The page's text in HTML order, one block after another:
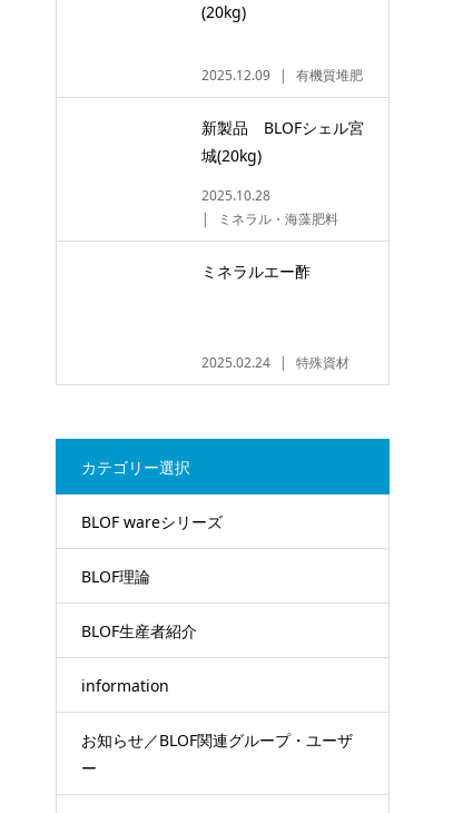
(20kg)
2025.12.09 有機質堆肥
新製品 BLOFシェル宮
城(20kg)
2025.10.28
ミネラル・海藻肥料
ミネラルエー酢
2025.02.24 特殊資材
カテゴリー選択
BLOF wareシリーズ
BLOF理論
BLOF生産者紹介
information
お知らせ／BLOF関連グループ・ユーザ
ー